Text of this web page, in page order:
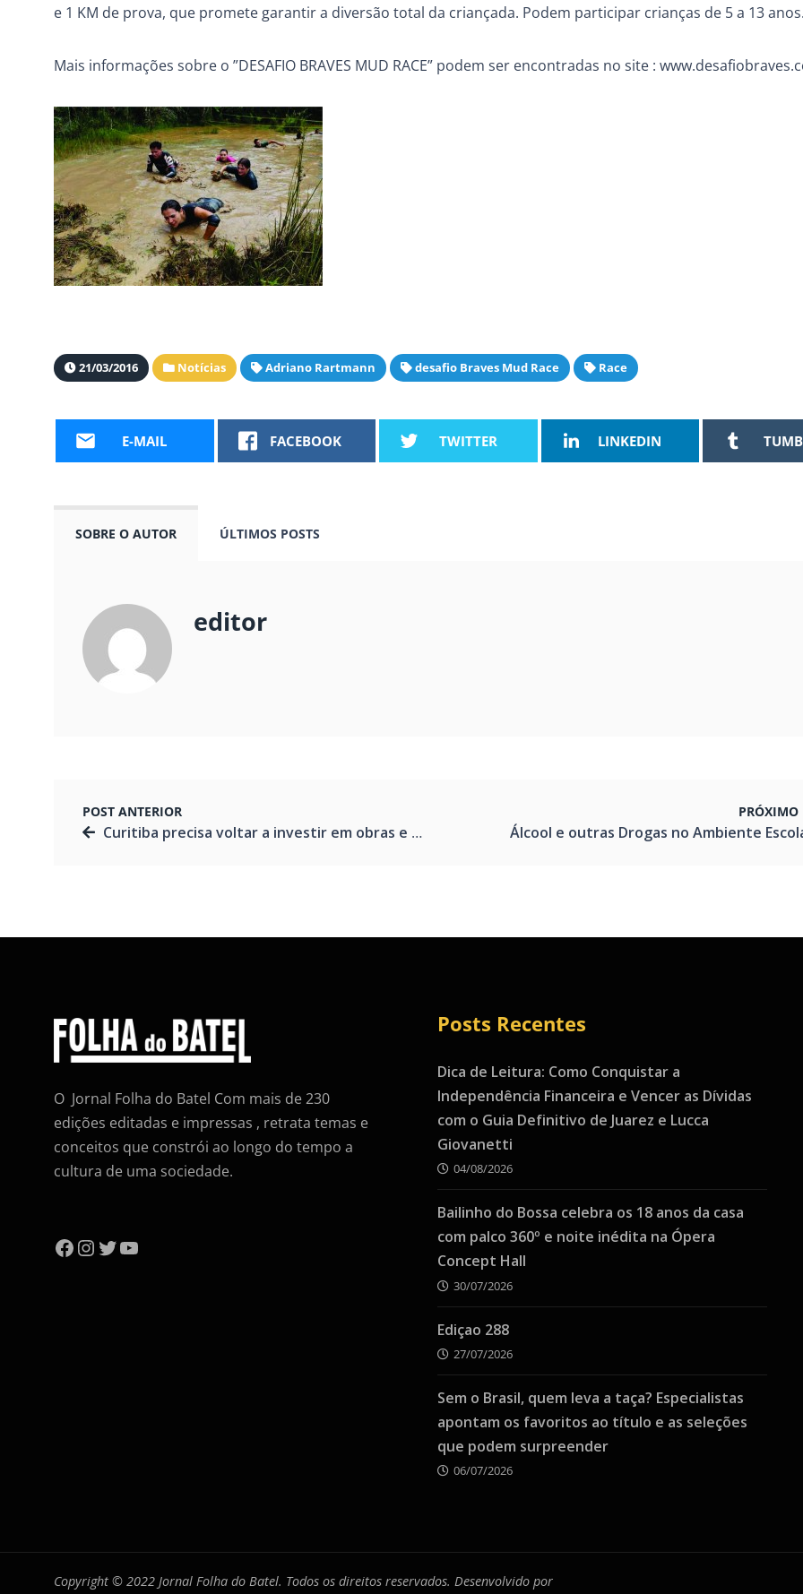
e 1 KM de prova, que promete garantir a diversão total da criançada. Podem participar crianças de 5 a 13
Mais informações sobre o ”DESAFIO BRAVES MUD RACE” podem ser encontradas no site :
21/03/2016 Notícias Adriano Rartmann desafio Braves Mud Race Race
E-MAIL FACEBOOK TWITTER LINKEDIN
SOBRE O AUTOR ÚLTIMOS POSTS
editor
POST ANTERIOR
Curitiba precisa voltar a investir em obras e dar atenção aos bairros”
PRÓXIMO
Álcool e outras Drogas no Ambiente
O Jornal Folha do Batel Com mais de 230
edições editadas e impressas , retrata temas e
conceitos que constrói ao longo do tempo a
cultura de uma sociedade.
Facebook
Instagram
Twitter
YouTube
Posts Recentes
Dica de Leitura: Como Conquistar a
Independência Financeira e Vencer as Dívidas
com o Guia Definitivo de Juarez e Lucca
Giovanetti
04/08/2026
Bailinho do Bossa celebra os 18 anos da casa
com palco 360º e noite inédita na Ópera
Concept Hall
30/07/2026
Ediçao 288
27/07/2026
Sem o Brasil, quem leva a taça? Especialistas
apontam os favoritos ao título e as seleções
que podem surpreender
06/07/2026
Copyright © 2022 Jornal Folha do Batel. Todos os direitos reservados. Desenvolvido por